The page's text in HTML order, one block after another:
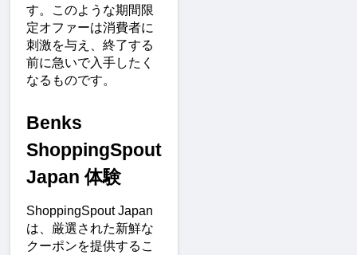
す。このような期間限
定オファーは消費者に
刺激を与え、終了する
前に急いで入手したく
なるものです。
Benks
ShoppingSpout
Japan 体験
ShoppingSpout Japan
は、厳選された新鮮な
クーポンを提供するこ